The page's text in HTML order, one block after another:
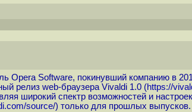
Opera Software, покинувший компанию в
релиз web-браузера Vivaldi 1.0 (https://
широкий спектр возможностей и
source/) только для прошлых выпусков.